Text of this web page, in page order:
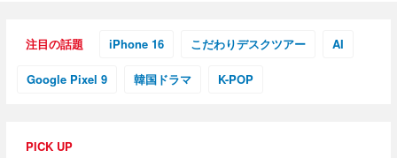
注目の話題 iPhone 16 こだわりデスクツアー AI
Google Pixel 9 韓国ドラマ K-POP
PICK UP